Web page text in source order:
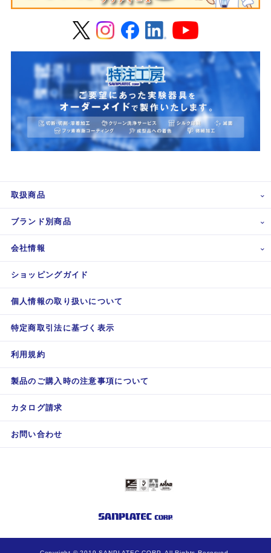
取扱商品
ブランド別商品
会社情報
ショッピングガイド
個人情報の取り扱いについて
特定商取引法に基づく表示
利用規約
製品のご購入時の注意事項について
カタログ請求
お問い合わせ